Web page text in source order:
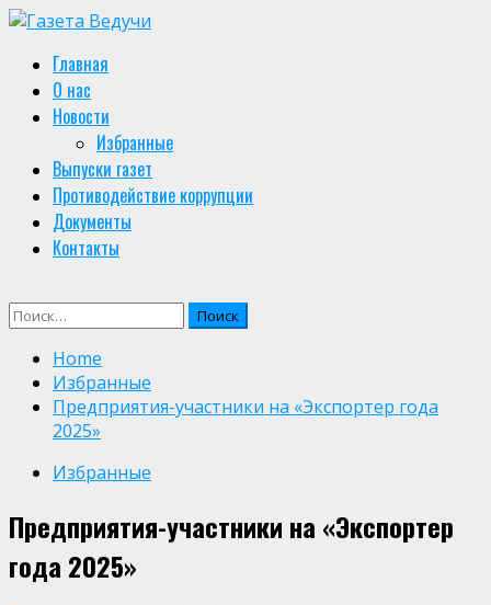
Skip
content
Primary
Menu
Главная
О нас
Новости
Избранные
Выпуски газет
Противодействие коррупции
Документы
Контакты
Найти:
Home
Избранные
Предприятия-участники на «Экспортер года
2025»
Избранные
Предприятия-участники на «Экспортер
года 2025»